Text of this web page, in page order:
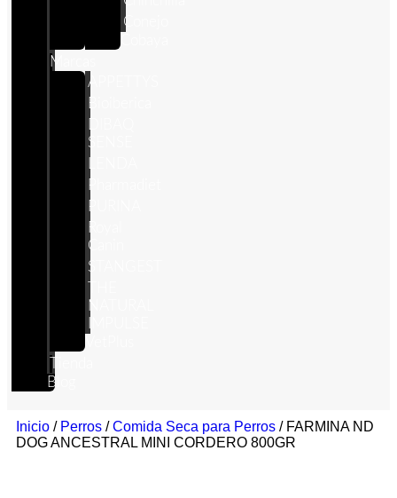
Conejo
Marcas
APPETTYS
Bioiberica
SENSE
Pharmadiet
PURINA
Royal
Canin
STANGEST
NATURAL
Blog
Inicio / Perros /Comida Seca para Perros / FARMINA ND
DOG ANCESTRAL MINI CORDERO 800GR